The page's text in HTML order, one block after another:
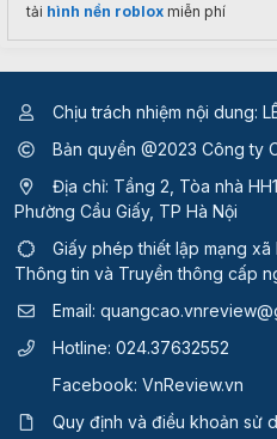
tải hình nền roblox miễn phí
Chịu trách nhiệm nội dung:
Bản quyền @2023 Công ty
Địa chỉ: Tầng 2, Tòa nhà
Phường Cầu Giấy, TP Hà Nội
Giấy phép thiết lập mạng
Thông tin và Truyền thông cấp
Email:
Hotline: 024.37632552
Facebook: VnReview.vn
Quy định và điều khoản sử